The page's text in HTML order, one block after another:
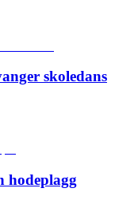
skoledans
hodeplagg